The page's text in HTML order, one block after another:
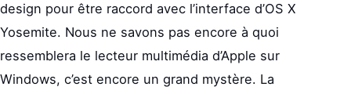
design pour être raccord avec l’interface d’OS X
Yosemite. Nous ne savons pas encore à quoi
ressemblera le lecteur multimédia d’Apple sur
Windows, c’est encore un grand mystère. La